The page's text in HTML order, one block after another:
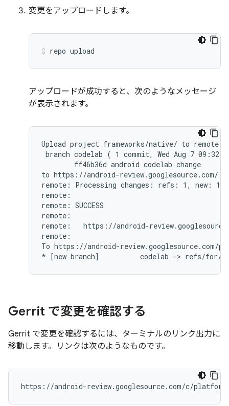
変更をアップロードします。
repo upload
アップロードが成功すると、次のようなメッセージ
が表示されます。
Upload project frameworks/native/ to remote
branch codelab ( 1 commit, Wed Aug 7
        ff46b36d android codelab change
to https://android-review.googlesource.com/
remote: Processing changes: refs: 1, new: 1,
remote:
remote: SUCCESS
remote:
remote:   https://android-
remote:
To https://android-review.googlesource.com/
Gerrit で変更を確認する
Gerrit で変更を確認するには、ターミナルのリンク出力に
移動します。リンクは次のようなものです。